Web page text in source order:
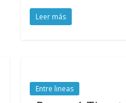
Leer más
Entre lineas